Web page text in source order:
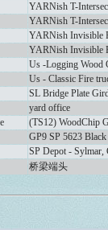
YARNish T-
YARNish T-
YARNish Invisible
YARNish Invisible
Us -Logging Wood
Us - Classic Fire
SL Bridge Plate
yard office
(TS12) WoodChip
GP9 SP 5623
SP Depot - Sylmar,
桥梁端头